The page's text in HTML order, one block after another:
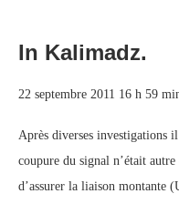
In Kalimadz.
22 septembre 2011 16 h 59
Après diverses investigations
coupure du signal n’était
d’assurer la liaison montante